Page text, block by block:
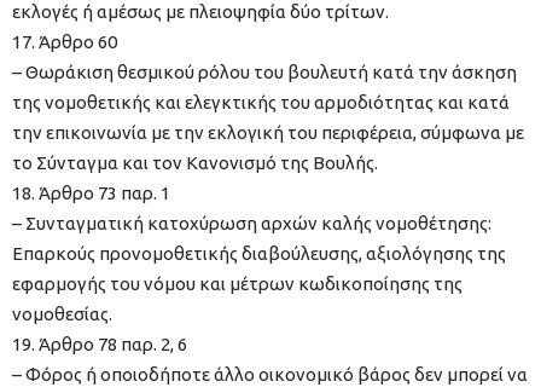
εκλογές ή αμέσως με πλειοψηφία δύο τρίτων.
17. Άρθρο 60
– Θωράκιση θεσμικού ρόλου του βουλευτή κατά την άσκηση
της νομοθετικής και ελεγκτικής του αρμοδιότητας και κατά
την επικοινωνία με την εκλογική του περιφέρεια, σύμφωνα με
το Σύνταγμα και τον Κανονισμό της Βουλής.
18. Άρθρο 73 παρ. 1
– Συνταγματική κατοχύρωση αρχών καλής νομοθέτησης:
Επαρκούς προνομοθετικής διαβούλευσης, αξιολόγησης της
εφαρμογής του νόμου και μέτρων κωδικοποίησης της
νομοθεσίας.
19. Άρθρο 78 παρ. 2, 6
– Φόρος ή οποιοδήποτε άλλο οικονομικό βάρος δεν μπορεί να